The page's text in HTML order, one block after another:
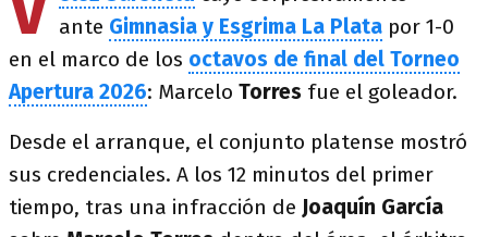
ante Gimnasia y Esgrima La Plata por 1-0
en el marco de los octavos de final del Torneo
Apertura 2026: Marcelo Torres fue el goleador.
Desde el arranque, el conjunto platense mostró
sus credenciales. A los 12 minutos del primer
tiempo, tras una infracción de Joaquín García